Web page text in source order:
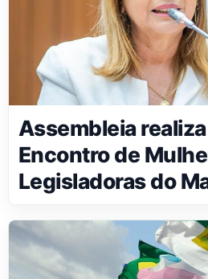
Assembleia realiza
Encontro de
Legisladoras do